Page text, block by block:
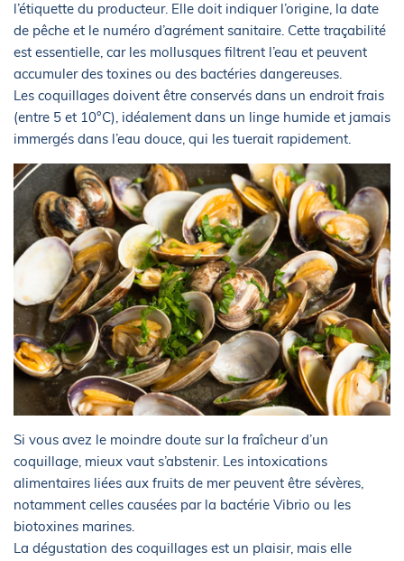
l’étiquette du producteur. Elle doit indiquer l’origine, la date
de pêche et le numéro d’agrément sanitaire. Cette traçabilité
est essentielle, car les mollusques filtrent l’eau et peuvent
accumuler des toxines ou des bactéries dangereuses.
Les coquillages doivent être conservés dans un endroit frais
(entre 5 et 10°C), idéalement dans un linge humide et jamais
immergés dans l’eau douce, qui les tuerait rapidement.
Si vous avez le moindre doute sur la fraîcheur d’un
coquillage, mieux vaut s’abstenir. Les intoxications
alimentaires liées aux fruits de mer peuvent être sévères,
notamment celles causées par la bactérie Vibrio ou les
biotoxines marines.
La dégustation des coquillages est un plaisir, mais elle